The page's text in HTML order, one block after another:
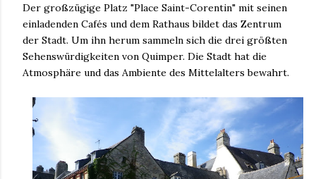
Der großzügige Platz "Place Saint-Corentin" mit seinen
einladenden Cafés und dem Rathaus bildet das Zentrum
der Stadt. Um ihn herum sammeln sich die drei größten
Sehenswürdigkeiten von Quimper. Die Stadt hat die
Atmosphäre und das Ambiente des Mittelalters bewahrt.